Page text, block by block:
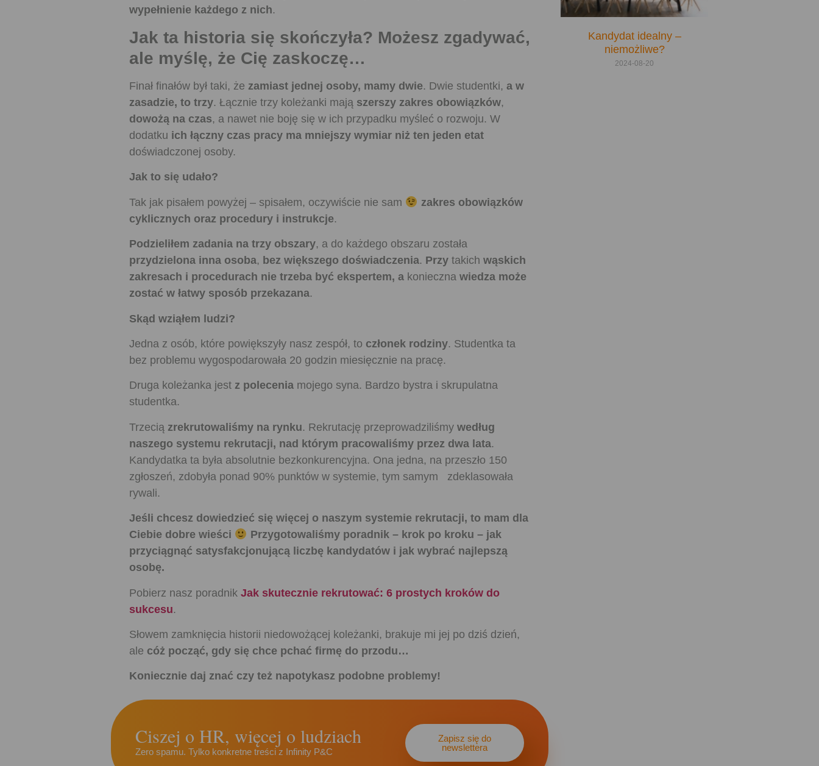
wypełnienie każdego z nich.
Jak ta historia się skończyła? Możesz zgadywać,
ale myślę, że Cię zaskoczę…
Finał finałów był taki, że zamiast jednej osoby, mamy dwie. Dwie studentki, a w
zasadzie, to trzy. Łącznie trzy koleżanki mają szerszy zakres obowiązków,
dowożą na czas, a nawet nie boję się w ich przypadku myśleć o rozwoju. W
dodatku ich łączny czas pracy ma mniejszy wymiar niż ten jeden etat
doświadczonej osoby.
Jak to się udało?
Tak jak pisałem powyżej – spisałem, oczywiście nie sam
zakres obowiązków
cyklicznych oraz procedury i instrukcje.
Podzieliłem zadania na trzy obszary, a do każdego obszaru została
przydzielona inna osoba, bez większego doświadczenia. Przy takich wąskich
zakresach i procedurach nie trzeba być ekspertem, a konieczna wiedza może
zostać w łatwy sposób przekazana.
Skąd wziąłem ludzi?
Jedna z osób, które powiększyły nasz zespół, to członek rodziny. Studentka ta
bez problemu wygospodarowała 20 godzin miesięcznie na pracę.
Druga koleżanka jest z polecenia mojego syna. Bardzo bystra i skrupulatna
studentka.
Trzecią zrekrutowaliśmy na rynku. Rekrutację przeprowadziliśmy według
naszego systemu rekrutacji, nad którym pracowaliśmy przez dwa lata.
Kandydatka ta była absolutnie bezkonkurencyjna. Ona jedna, na przeszło 150
zgłoszeń, zdobyła ponad 90% punktów w systemie, tym samym zdeklasowała
rywali.
Jeśli chcesz dowiedzieć się więcej o naszym systemie rekrutacji, to mam dla
Ciebie dobre wieści
Przygotowaliśmy poradnik – krok po kroku – jak
przyciągnąć satysfakcjonującą liczbę kandydatów i jak wybrać najlepszą
osobę.
Pobierz nasz poradnik Jak skutecznie rekrutować: 6 prostych kroków do
sukcesu.
Słowem zamknięcia historii niedowożącej koleżanki, brakuje mi jej po dziś dzień,
ale cóż począć, gdy się chce pchać firmę do przodu…
Koniecznie daj znać czy też napotykasz podobne problemy!
Ciszej o HR, więcej o ludziach
Zero spamu. Tylko konkretne treści z Infinity P&C
Zapisz się do
newslettera
Kandydat idealny –
niemożliwe?
2024-08-20